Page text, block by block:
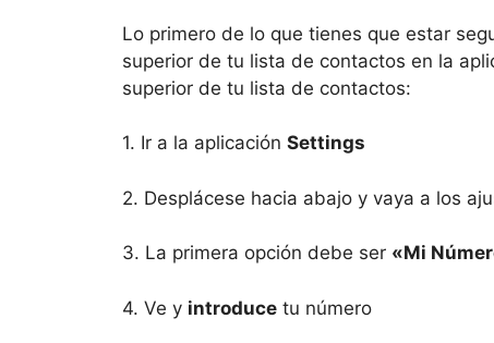
Lo primero de lo que tienes que estar
superior de tu lista de contactos en la
superior de tu lista de contactos:
1. Ir a la aplicación Settings
2. Desplácese hacia abajo y vaya a los
3. La primera opción debe ser «Mi
4. Ve y introduce tu número